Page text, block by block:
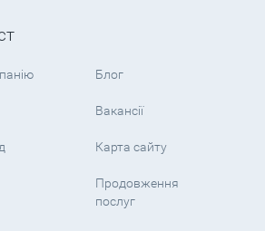
Блог
Вакансії
Карта сайту
Продовження
послуг